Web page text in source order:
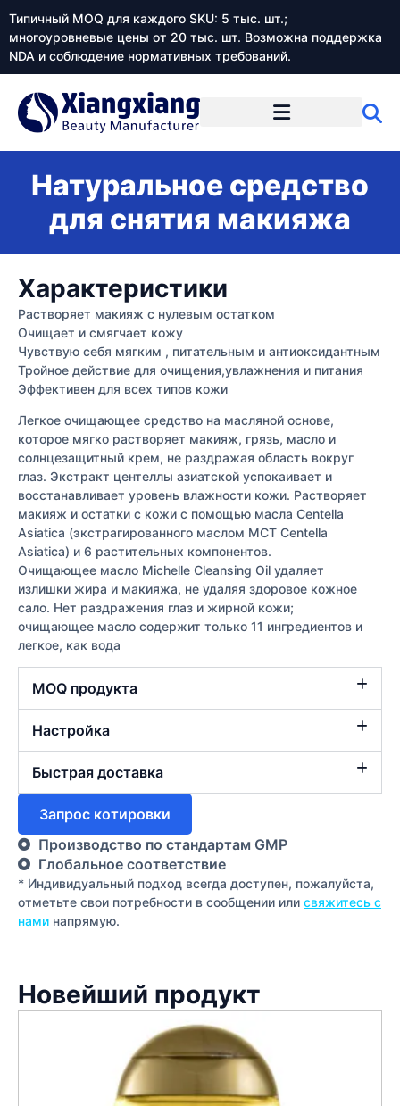
Типичный MOQ для каждого SKU: 5 тыс. шт.;
многоуровневые цены от 20 тыс. шт. Возможна поддержка
NDA и соблюдение нормативных требований.
Натуральное средство
для снятия макияжа
Характеристики
Растворяет макияж с нулевым остатком
Очищает и смягчает кожу
Чувствую себя мягким , питательным и антиоксидантным
Тройное действие для очищения,увлажнения и питания
Эффективен для всех типов кожи
Легкое очищающее средство на масляной основе,
которое мягко растворяет макияж, грязь, масло и
солнцезащитный крем, не раздражая область вокруг
глаз. Экстракт центеллы азиатской успокаивает и
восстанавливает уровень влажности кожи. Растворяет
макияж и остатки с кожи с помощью масла Centella
Asiatica (экстрагированного маслом MCT Centella
Asiatica) и 6 растительных компонентов.
Очищающее масло Michelle Cleansing Oil удаляет
излишки жира и макияжа, не удаляя здоровое кожное
сало. Нет раздражения глаз и жирной кожи;
очищающее масло содержит только 11 ингредиентов и
легкое, как вода
MOQ продукта
Настройка
Быстрая доставка
Запрос котировки
Производство по стандартам GMP
Глобальное соответствие
* Индивидуальный подход всегда доступен, пожалуйста,
отметьте свои потребности в сообщении или свяжитесь с
нами напрямую.
Новейший продукт